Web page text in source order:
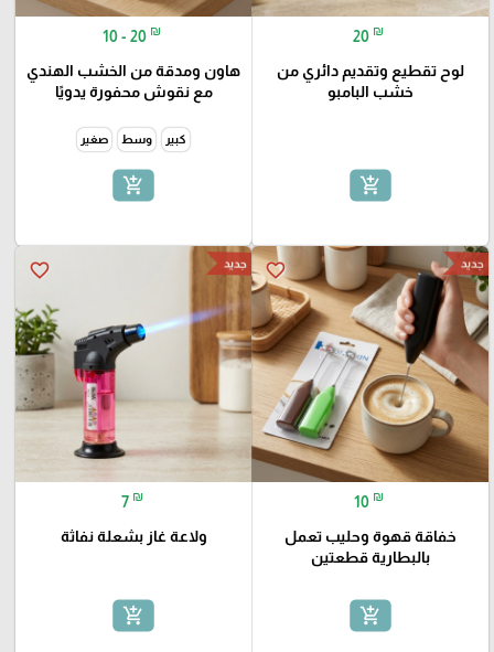
20 ₪
لوح تقطيع وتقديم دائري من
خشب البامبو
add_shopping_cart
10 - 20 ₪
هاون ومدقة من الخشب الهندي
مع نقوش محفورة يدويًا
كبير وسط صغير
add_shopping_cart
favorite_border جديد
10 ₪
خفاقة قهوة وحليب تعمل
بالبطارية قطعتين
add_shopping_cart
favorite_border جديد
7 ₪
ولاعة غاز بشعلة نفاثة
add_shopping_cart